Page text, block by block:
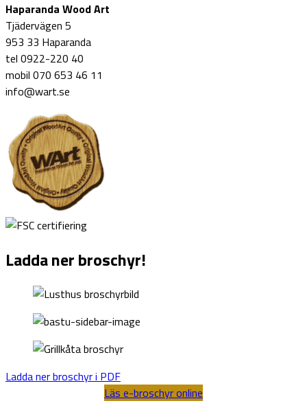
Haparanda Wood Art
Tjädervägen 5
953 33 Haparanda
tel 0922-220 40
mobil 070 653 46 11
info@wart.se
Ladda ner broschyr!
Ladda ner broschyr i PDF
Läs e-broschyr online